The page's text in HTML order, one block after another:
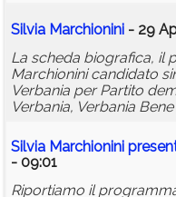
Silvia Marchionini - 29
La scheda biografica, il
Marchionini candidato
Verbania per Partito
Verbania, Verbania
Silvia Marchionini
- 09:01
Riportiamo il